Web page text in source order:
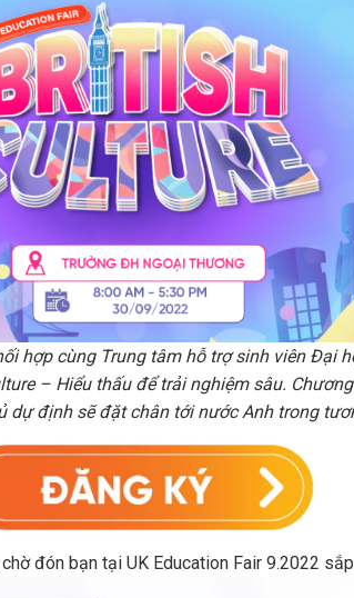
hợp cùng Trung tâm hỗ trợ sinh viên Đại
– Hiểu thấu để trải nghiệm sâu.
dự định sẽ đặt chân tới nước Anh trong
đón bạn tại UK Education Fair 9.2022